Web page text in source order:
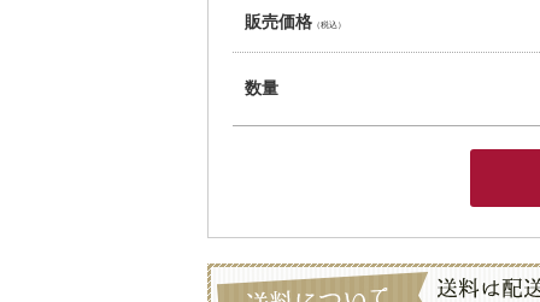
販売価格（税込）
数量